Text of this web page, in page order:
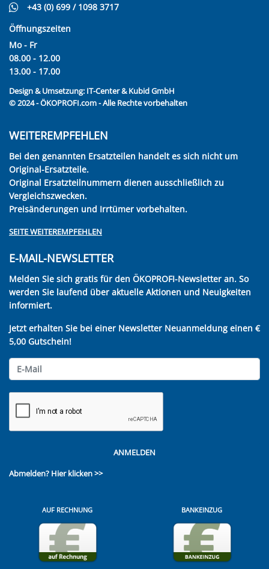
+43 (0) 699 / 1098 3717
Öffnungszeiten
Mo - Fr
08.00 - 12.00
13.00 - 17.00
Design & Umsetzung: IT-Center & Kubid GmbH
© 2024 - ÖKOPROFI.com - Alle Rechte vorbehalten
WEITEREMPFEHLEN
Bei den genannten Ersatzteilen handelt es sich nicht um
Original-Ersatzteile.
Original Ersatzteilnummern dienen ausschließlich zu
Vergleichszwecken.
Preisänderungen und Irrtümer vorbehalten.
SEITE WEITEREMPFEHLEN
E-MAIL-NEWSLETTER
Melden Sie sich gratis für den ÖKOPROFI-Newsletter an. So
werden Sie laufend über aktuelle Aktionen und Neuigkeiten
informiert.
Jetzt erhalten Sie bei einer Newsletter Neuanmeldung einen €
5,00 Gutschein!
ANMELDEN
Abmelden? Hier klicken >>
AUF RECHNUNG BANKEINZUG